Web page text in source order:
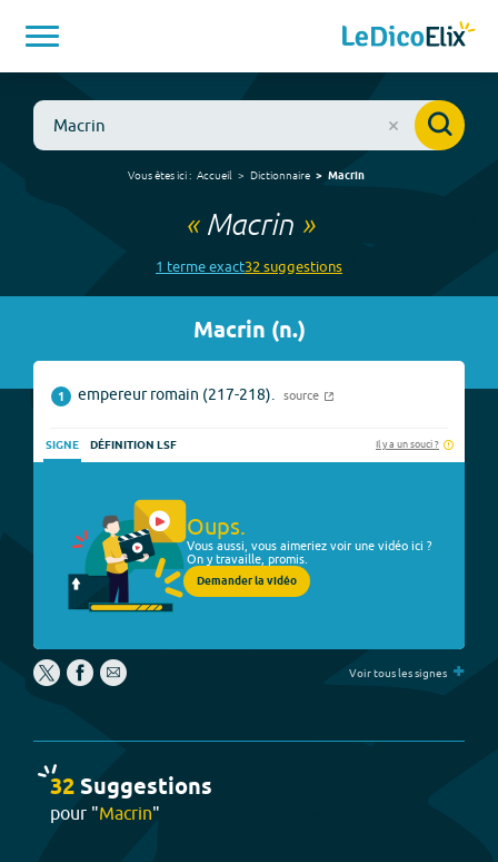
Vous êtes ici : Accueil Dictionnaire Macrin
« Macrin»
1 termeexact32 suggestions
Macrin (n.)
1 empereur romain (217-218). source
SIGNE DÉFINITION LSF Il y a un souci ?
Oups.
Vous aussi, vous aimeriez voir une vidéo ici ?
On y travaille, promis.
Demander la vidéo
Voir tous les signes +
32Suggestions
pour "Macrin"